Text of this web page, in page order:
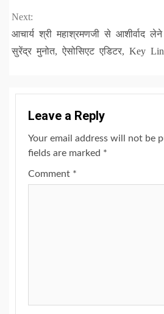
Next:
आचार्य श्री महाश्रमणजी से आशीर्वाद
सुरेंद्र मुनोत, ऐसोसिएट एडिटर, Key
Leave a Reply
Your email address will not be
fields are marked *
Comment *